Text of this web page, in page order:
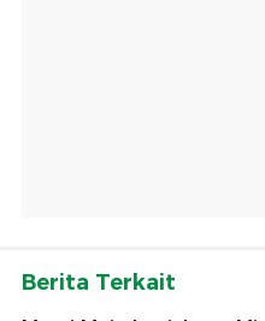
Berita Terkait